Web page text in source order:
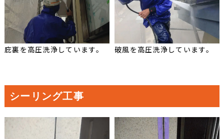
庇裏を高圧洗浄しています。 破風を高圧洗浄しています。
シーリング工事